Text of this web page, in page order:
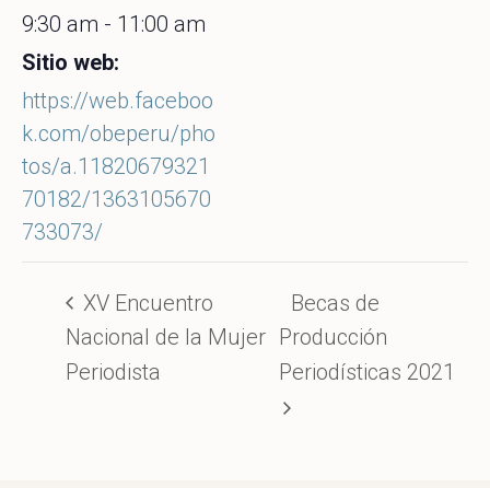
9:30 am - 11:00 am
Sitio web:
https://web.faceboo
k.com/obeperu/pho
tos/a.11820679321
70182/1363105670
733073/
XV Encuentro
Nacional de la Mujer
Periodista
Becas de
Producción
Periodísticas 2021